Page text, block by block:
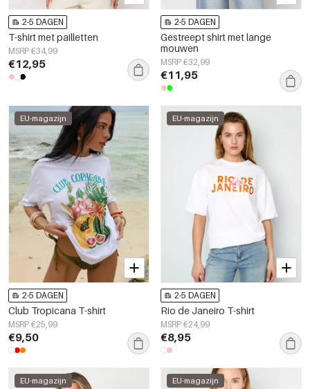
2-5 DAGEN
T-shirt met pailletten
MSRP €34,99
€12,95
2-5 DAGEN
Gestreept shirt met lange
mouwen
MSRP €32,99
€11,95
EU-magazijn
2-5 DAGEN
Club Tropicana T-shirt
MSRP €25,99
€9,50
EU-magazijn
2-5 DAGEN
Rio de Janeiro T-shirt
MSRP €24,99
€8,95
EU-magazijn EU-magazijn